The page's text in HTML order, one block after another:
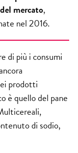
mercato,
nel 2016.
di più i consumi
prodotti
è quello del pane
di sodio,